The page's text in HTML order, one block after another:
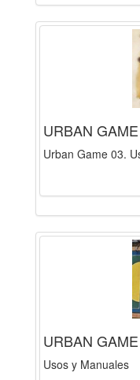
URBAN
Urban Game 03.
URBAN
Usos y Manuales